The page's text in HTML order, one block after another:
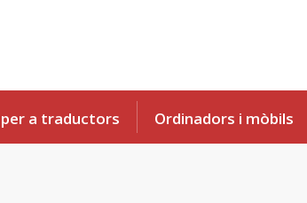
a traductors Ordinadors i mòbils